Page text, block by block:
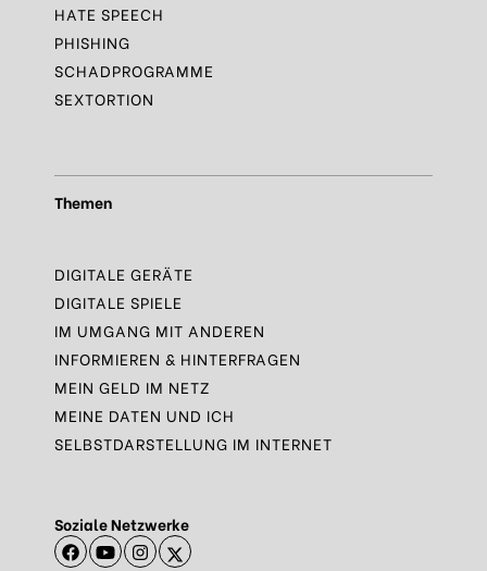
HATE SPEECH
PHISHING
SCHADPROGRAMME
SEXTORTION
Themen
DIGITALE GERÄTE
DIGITALE SPIELE
IM UMGANG MIT ANDEREN
INFORMIEREN & HINTERFRAGEN
MEIN GELD IM NETZ
MEINE DATEN UND ICH
SELBSTDARSTELLUNG IM INTERNET
Soziale Netzwerke